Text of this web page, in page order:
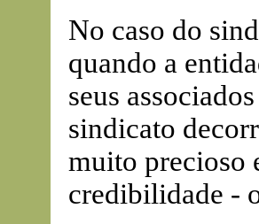
No caso do
quando a
seus
sindicato
muito precioso
credibilidade -